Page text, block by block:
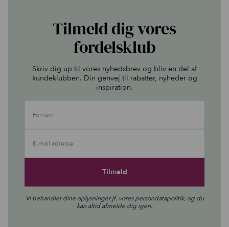
Tilmeld dig vores
fordelsklub
Skriv dig up til vores nyhedsbrev og bliv en del af
kundeklubben. Din genvej til rabatter, nyheder og
inspiration.
Fornavn
E-mail adresse
Vi behandler dine oplysninger jf. vorespersondatapolitik, og du
kan altid afmelde dig igen.